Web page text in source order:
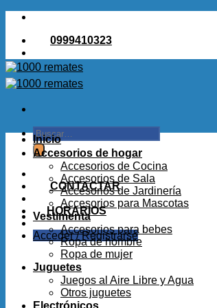
Saltar
contenido0999410323
Buscar
por:
CONTACTAR
HORARIOS
Acceder / Registrarse
Inicio
Accesorios de hogar
Accesorios de Cocina
Accesorios de Sala
Accesorios de Jardinería
Accesorios para Mascotas
Vestimenta
Accesorios para bebes
Ropa de hombre
Ropa de mujer
Juguetes
Juegos al Aire Libre y Agua
Otros juguetes
Electrónicos